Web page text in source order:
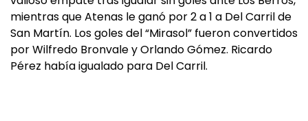
mientras que Atenas le ganó por 2 a 1 a Del Carril de
San Martín. Los goles del “Mirasol” fueron convertidos
por Wilfredo Bronvale y Orlando Gómez. Ricardo
Pérez había igualado para Del Carril.